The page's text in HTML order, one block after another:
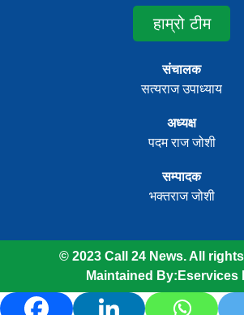
हाम्रो टीम
संचालक
सत्यराज उपाध्याय
अध्यक्ष
पदम राज जोशी
सम्पादक
भक्तराज जोशी
© 2023 Call 24 News. All
Maintained By: Eservices